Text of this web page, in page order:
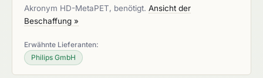
Akronym HD-MetaPET, benötigt. Ansicht der
Beschaffung »
Erwähnte Lieferanten:
Philips GmbH